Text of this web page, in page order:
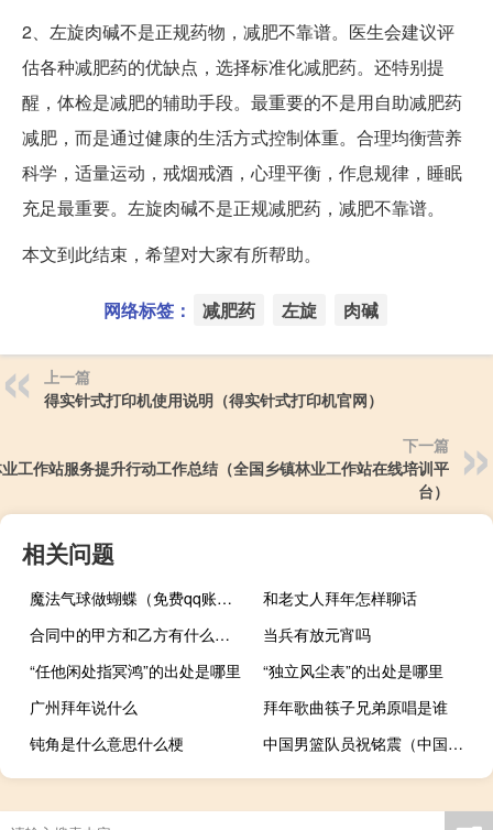
2、左旋肉碱不是正规药物，减肥不靠谱。医生会建议评
估各种减肥药的优缺点，选择标准化减肥药。还特别提
醒，体检是减肥的辅助手段。最重要的不是用自助减肥药
减肥，而是通过健康的生活方式控制体重。合理均衡营养
科学，适量运动，戒烟戒酒，心理平衡，作息规律，睡眠
充足最重要。左旋肉碱不是正规减肥药，减肥不靠谱。
本文到此结束，希望对大家有所帮助。
网络标签： 减肥药 左旋 肉碱
上一篇
得实针式打印机使用说明（得实针式打印机官网）
下一篇
工作站服务提升行动工作总结（全国乡镇林业工作站在线培训平
台）
相关问题
魔法气球做蝴蝶（免费qq账号密码）
和老丈人拜年怎样聊话
合同中的甲方和乙方有什么区别
当兵有放元宵吗
“任他闲处指冥鸿”的出处是哪里
“独立风尘表”的出处是哪里
广州拜年说什么
拜年歌曲筷子兄弟原唱是谁
钝角是什么意思什么梗
中国男篮队员祝铭震（中国男篮队员）